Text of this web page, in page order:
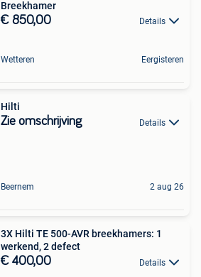
Breekhamer
€ 850,00 Details
Wetteren Eergisteren
Hilti
Zie omschrijving Details
Beernem 2 aug 26
3X Hilti TE 500-AVR breekhamers: 1
werkend, 2 defect
€ 400,00 Details